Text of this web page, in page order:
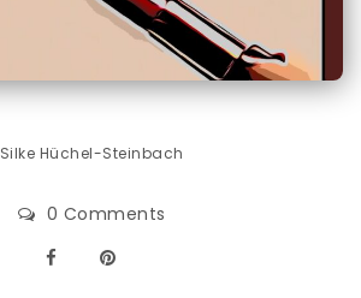
Silke Hüchel-Steinbach
0 Comments